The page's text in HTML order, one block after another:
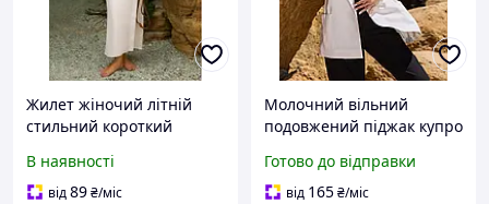
Жилет жіночий літній
стильний короткий
ґудзиках
В наявності
від89₴/міс
Молочний вільний
подовжений піджак купро
Готово до відправки
від 165₴/міс